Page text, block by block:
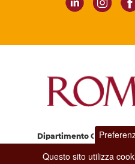
Dipartimento Grandi
00187 Roma
Questo sito utilizza